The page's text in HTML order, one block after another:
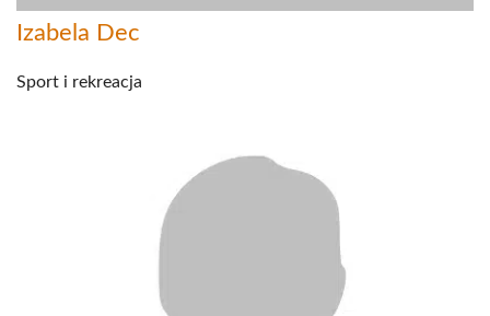
Izabela Dec
Sport i rekreacja